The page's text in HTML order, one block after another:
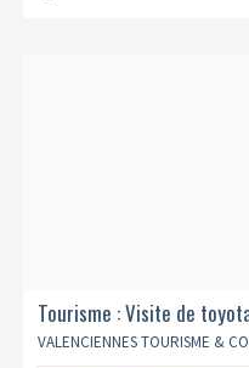
Tourisme : Visite de
11/12 (complet)
VALENCIENNES TOURISME &